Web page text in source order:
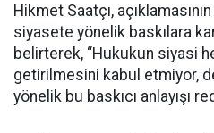
Hikmet Saatçı,
siyasete yönelik baskılara
belirterek, “Hukukun siyasi
getirilmesini kabul etmiyor,
yönelik bu baskıcı anlayışı